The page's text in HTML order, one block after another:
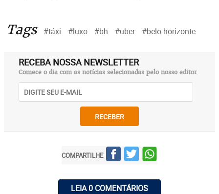
Tags #táxi #luxo #bh #uber #belo horizonte
RECEBA NOSSA NEWSLETTER
Comece o dia com as notícias selecionadas pelo nosso editor
RECEBER
COMPARTILHE
LEIA 0 COMENTÁRIOS